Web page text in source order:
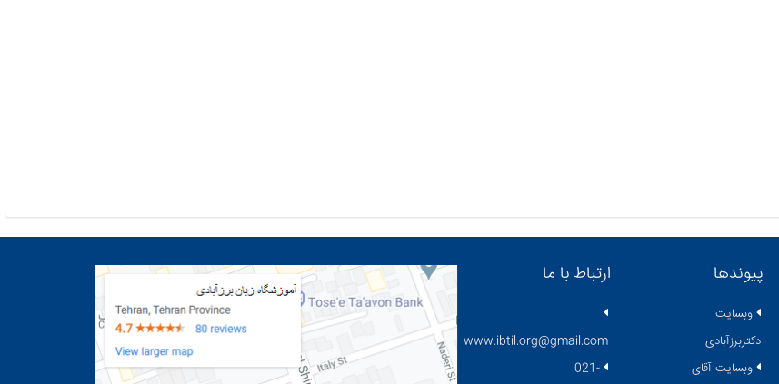
پیوندها
وبسایت
دکتربرزآبادی
وبسایت آقای
ارتباط با ما
www.ibtil.org@gmail.com
021-